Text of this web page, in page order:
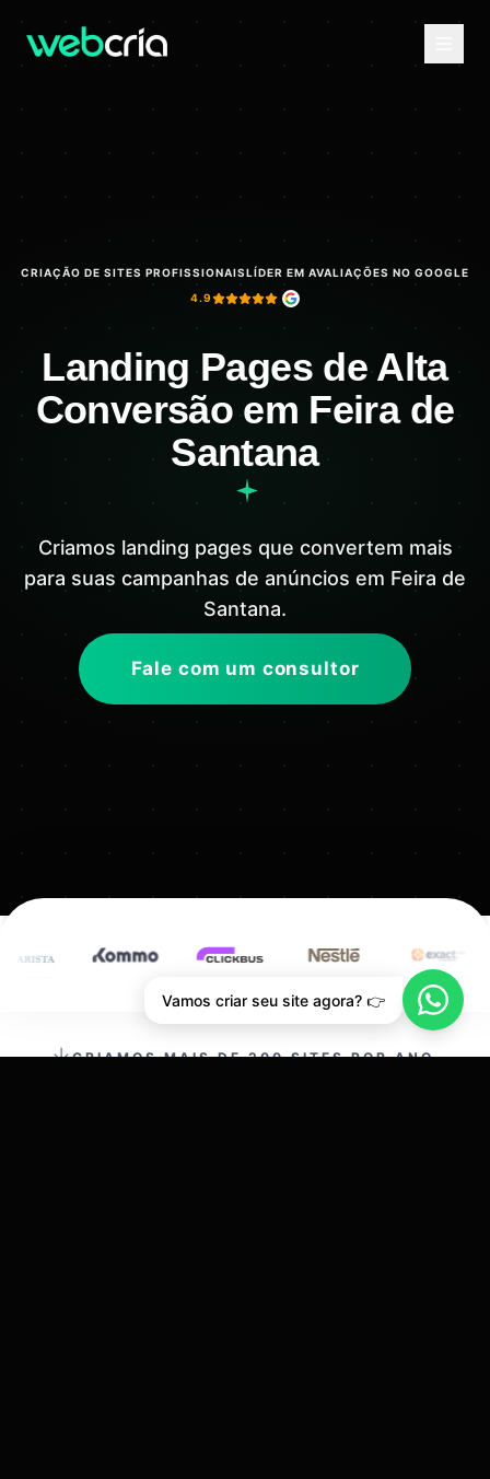
CRIAÇÃO DE SITES PROFISSIONAISLÍDER EM AVALIAÇÕES NO GOOGLE
4.9
Landing Pages de Alta
Conversão em Feira de
Santana
Criamos landing pages que convertem mais
para suas campanhas de anúncios em Feira de
Santana.
Fale com um consultor
CRIAMOS MAIS DE 200 SITES POR ANO.
Vamos criar seu site agora? 👉